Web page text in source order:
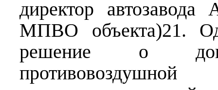
директор
МПВО объекта)21.
решение о